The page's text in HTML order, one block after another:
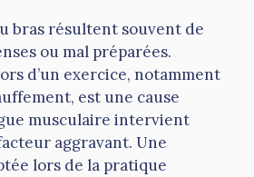
bras résultent souvent de
ou mal préparées.
d’un exercice, notamment
est une cause
musculaire intervient
aggravant. Une
lors de la pratique